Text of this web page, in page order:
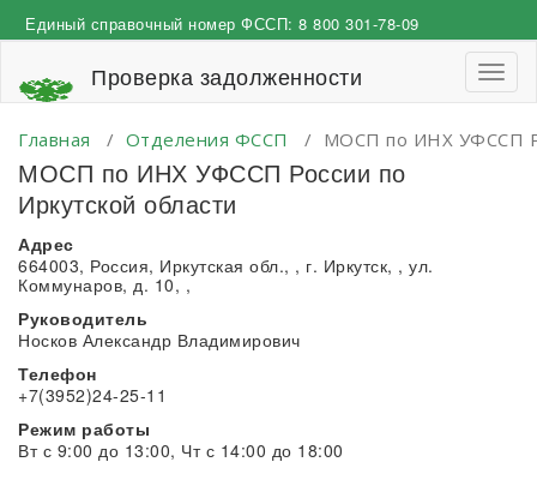
к
Единый справочный номер ФССП: 8 800 301-78-09
Проверка задолженности
Главная / Отделения ФССП / МОСП по ИНХ УФССП
МОСП по ИНХ УФССП России по
Иркутской области
Адрес
664003, Россия, Иркутская обл., , г. Иркутск, , ул.
Коммунаров, д. 10, ,
Руководитель
Носков Александр Владимирович
Телефон
+7(3952)24-25-11
Режим работы
Вт с 9:00 до 13:00, Чт с 14:00 до 18:00